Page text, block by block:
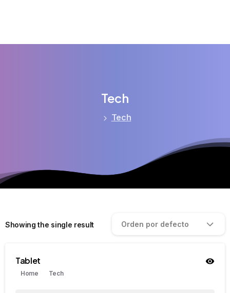
Tech
Tech
Showing the single result Orden por defecto
Tablet
Home Tech